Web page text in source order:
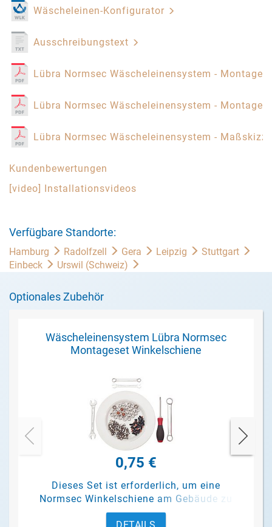
Wäscheleinen-Konfigurator
Ausschreibungstext
Lübra Normsec Wäscheleinensystem -
Lübra Normsec Wäscheleinensystem -
Lübra Normsec Wäscheleinensystem -
Kundenbewertungen
[video] Installationsvideos
Verfügbare Standorte:
Hamburg Radolfzell Gera Leipzig
Stuttgart
Einbeck
Urswil (Schweiz)
Optionales Zubehör
Wäscheleinensystem Lübra Normsec
Montageset Winkelschiene
0,75 €
Dieses Set ist erforderlich, um eine
Normsec Winkelschiene am Gebäude zu
befestigen.